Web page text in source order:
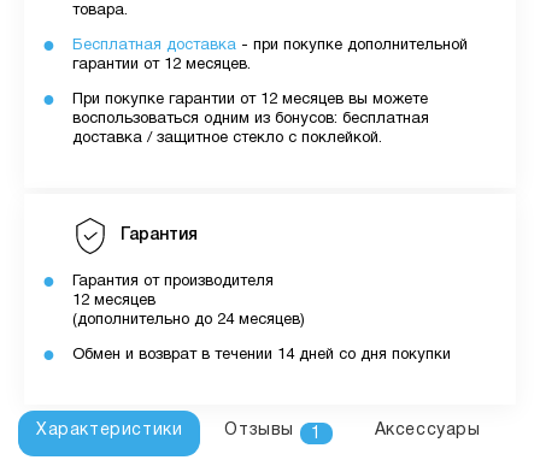
товара.
Бесплатная доставка - при покупке дополнительной
гарантии от 12 месяцев.
При покупке гарантии от 12 месяцев вы можете
воспользоваться одним из бонусов: бесплатная
доставка / защитное стекло с поклейкой.
Гарантия
Гарантия от производителя
12 месяцев
(дополнительно до 24 месяцев)
Обмен и возврат в течении 14 дней со дня покупки
Характеристики Отзывы 1 Аксессуары